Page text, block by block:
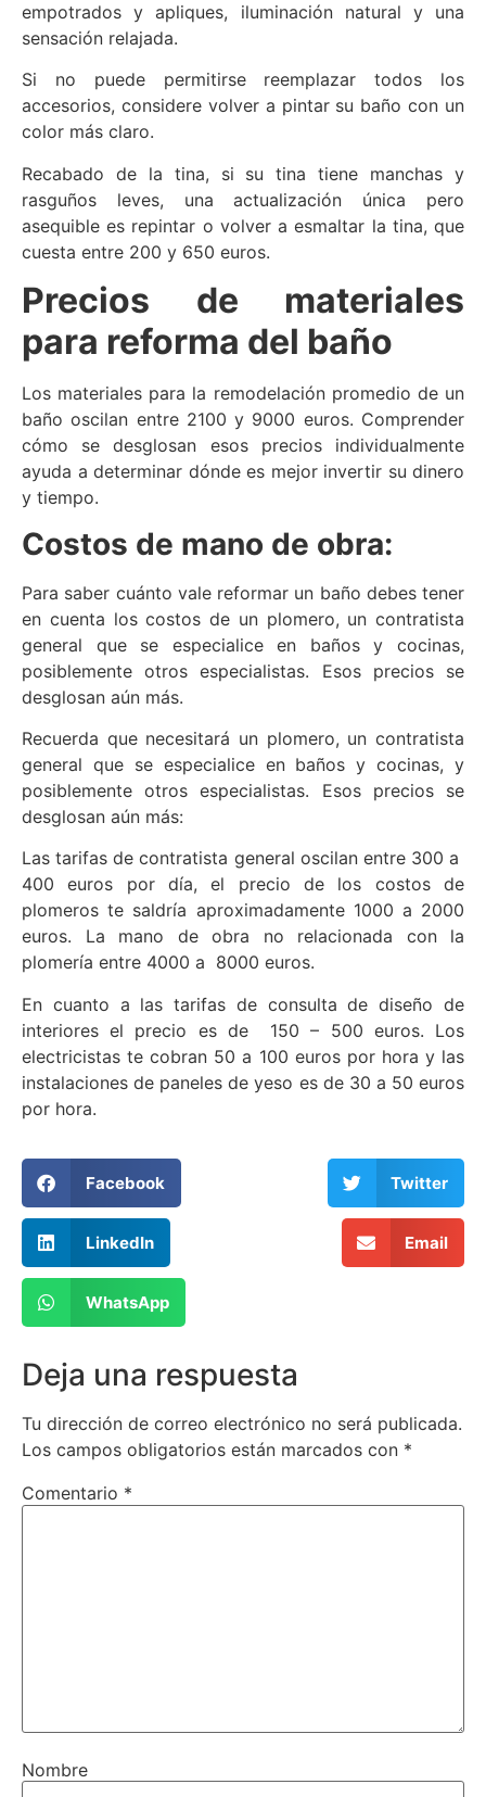
empotrados y apliques, iluminación natural y una
sensación relajada.
Si no puede permitirse reemplazar todos los
accesorios, considere volver a pintar su baño con un
color más claro.
Recabado de la tina, si su tina tiene manchas y
rasguños leves, una actualización única pero
asequible es repintar o volver a esmaltar la tina, que
cuesta entre 200 y 650 euros.
Precios de materiales
para reforma del baño
Los materiales para la remodelación promedio de un
baño oscilan entre 2100 y 9000 euros. Comprender
cómo se desglosan esos precios individualmente
ayuda a determinar dónde es mejor invertir su dinero
y tiempo.
Costos de mano de obra:
Para saber cuánto vale reformar un baño debes tener
en cuenta los costos de un plomero, un contratista
general que se especialice en baños y cocinas,
posiblemente otros especialistas. Esos precios se
desglosan aún más.
Recuerda que necesitará un plomero, un contratista
general que se especialice en baños y cocinas, y
posiblemente otros especialistas. Esos precios se
desglosan aún más:
Las tarifas de contratista general oscilan entre 300 a
400 euros por día, el precio de los costos de
plomeros te saldría aproximadamente 1000 a 2000
euros. La mano de obra no relacionada con la
plomería entre 4000 a 8000 euros.
En cuanto a las tarifas de consulta de diseño de
interiores el precio es de 150 – 500 euros. Los
electricistas te cobran 50 a 100 euros por hora y las
instalaciones de paneles de yeso es de 30 a 50 euros
por hora.
Facebook Twitter
LinkedIn Email
WhatsApp
Deja una respuesta
Tu dirección de correo electrónico no será publicada.
Los campos obligatorios están marcados con *
Comentario *
Nombre